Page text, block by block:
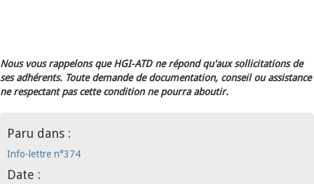
Nous vous rappelons que HGI-ATD ne répond qu'aux sollicitations de
ses adhérents. Toute demande de documentation, conseil ou assistance
ne respectant pas cette condition ne pourra aboutir.
Paru dans :
Info-lettre n°374
Date :